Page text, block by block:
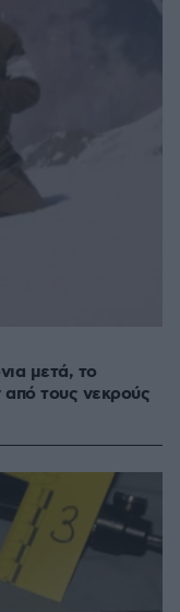
μετά, το
τους νεκρούς